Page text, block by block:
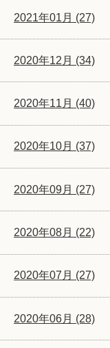
2021年01月 (27)
2020年12月 (34)
2020年11月 (40)
2020年10月 (37)
2020年09月 (27)
2020年08月 (22)
2020年07月 (27)
2020年06月 (28)